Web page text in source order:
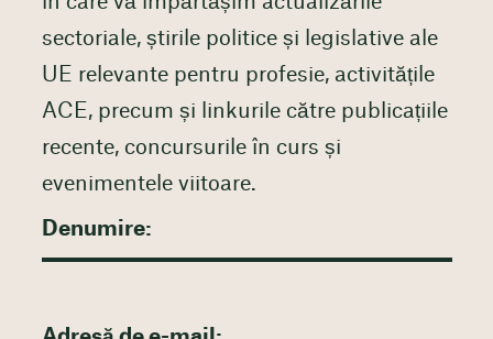
sectoriale, știrile politice și legislative ale
UE relevante pentru profesie, activitățile
ACE, precum și linkurile către publicațiile
recente, concursurile în curs și
evenimentele viitoare.